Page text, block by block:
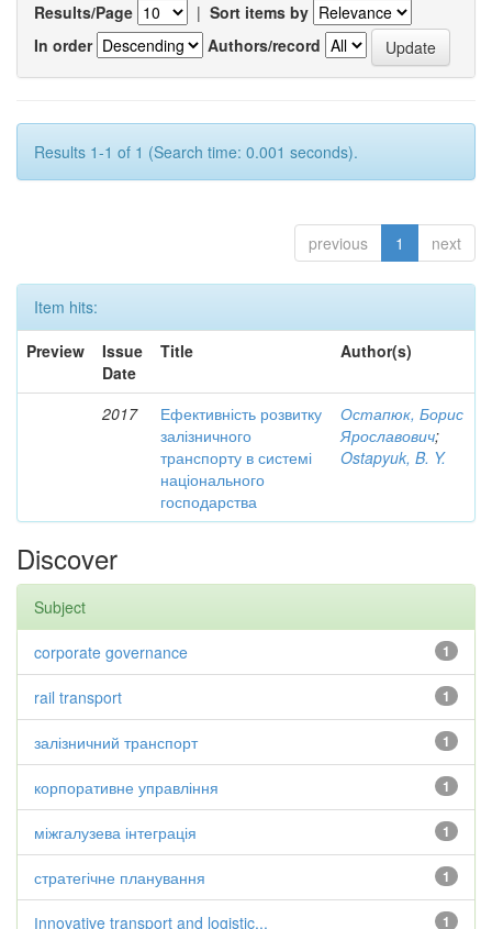
Results/Page | Sort items by
In order
Authors/record
Results 1-1 of 1 (Search time: 0.001 seconds).
previous 1 next
Item hits:
Preview
Issue
Date
Title Author(s)
2017
Ефективність розвитку
залізничного
транспорту в системі
національного
господарства
Остапюк, Борис
Ярославович;
Ostapyuk, B. Y.
Discover
Subject
1
corporate governance
1
rail transport
1
залізничний транспорт
1
корпоративне управління
1
міжгалузева інтеграція
1
стратегічне планування
1
Іnnovative transport and logistic...